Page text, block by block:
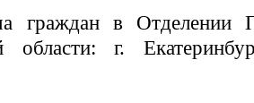
граждан в Отделении
области: г.